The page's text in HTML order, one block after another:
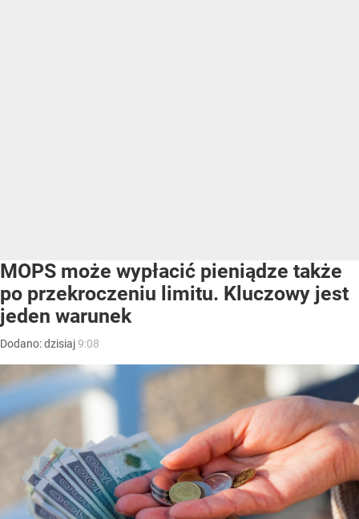
MOPS może wypłacić pieniądze także
po przekroczeniu limitu. Kluczowy jest
jeden warunek
Dodano:dzisiaj9:08